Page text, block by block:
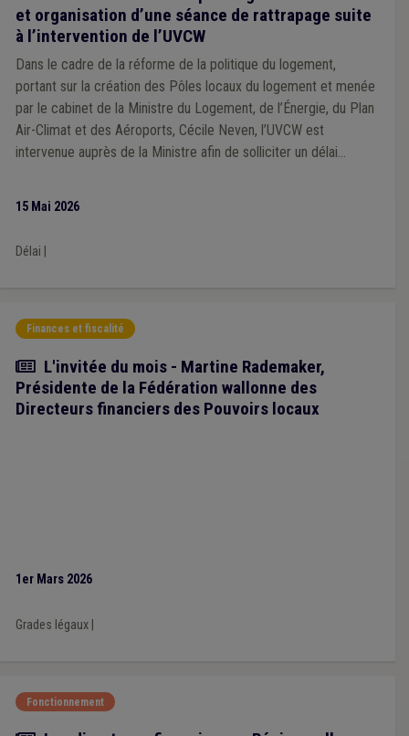
et organisation d’une séance de rattrapage suite
à l’intervention de l’UVCW
Dans le cadre de la réforme de la politique du logement,
portant sur la création des Pôles locaux du logement et menée
par le cabinet de la Ministre du Logement, de l’Énergie, du Plan
Air-Climat et des Aéroports, Cécile Neven, l’UVCW est
intervenue auprès de la Ministre afin de solliciter un délai
15 Mai 2026
Délai
Finances et fiscalité
Article
L'invitée du mois - Martine Rademaker,
Présidente de la Fédération wallonne des
Directeurs financiers des Pouvoirs locaux
1er Mars 2026
Grades légaux|
Fonctionnement